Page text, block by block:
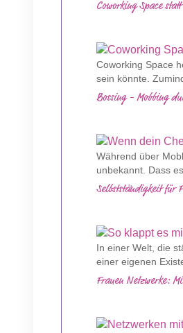
Coworking Space
Coworking Space
sein könnte.
Bossing - Mobbing
Während über
unbekannt. Dass
Selbstständigkeit für
In einer Welt, die
einer eigenen
Frauen Netzwerke: